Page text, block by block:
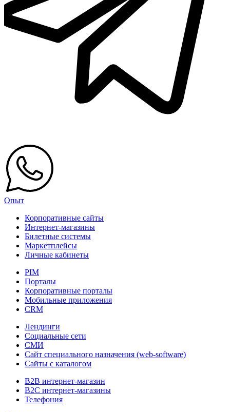
Опыт
Корпоративные сайты
Интернет-магазины
Билетные системы
Маркетплейсы
Личные кабинеты
PIM
Порталы
Корпоративные порталы
Мобильные приложения
CRM
Лендинги
Социальные сети
СМИ
Сайт специального назначения (web-software)
Сайты с каталогом
B2B интернет-магазин
B2C интернет-магазины
Телефония